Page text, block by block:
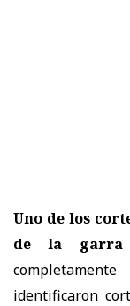
Uno de los
de la garra
identificaron